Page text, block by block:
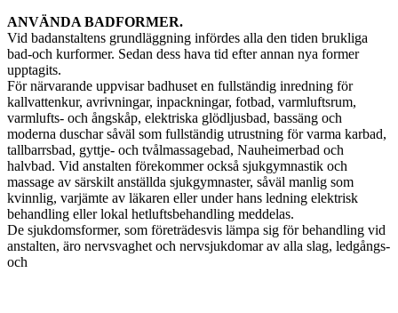
ANVÄNDA BADFORMER.
Vid badanstaltens grundläggning infördes alla den tiden brukliga
bad-och kurformer. Sedan dess hava tid efter annan nya former
upptagits.
För närvarande uppvisar badhuset en fullständig inredning för
kallvattenkur, avrivningar, inpackningar, fotbad, varmluftsrum,
varmlufts- och ångskåp, elektriska glödljusbad, bassäng och
moderna duschar såväl som fullständig utrustning för varma karbad,
tallbarrsbad, gyttje- och tvålmassagebad, Nauheimerbad och
halvbad. Vid anstalten förekommer också sjukgymnastik och
massage av särskilt anställda sjukgymnaster, såväl manlig som
kvinnlig, varjämte av läkaren eller under hans ledning elektrisk
behandling eller lokal hetluftsbehandling meddelas.
De sjukdomsformer, som företrädesvis lämpa sig för behandling vid
anstalten, äro nervsvaghet och nervsjukdomar av alla slag, ledgångs-
och